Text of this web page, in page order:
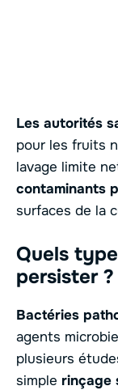
Les autorités
pour les fruits
lavage limite
contaminants
surfaces de la
Quels
persister ?
Bactéries
agents
plusieurs
simple rinçage